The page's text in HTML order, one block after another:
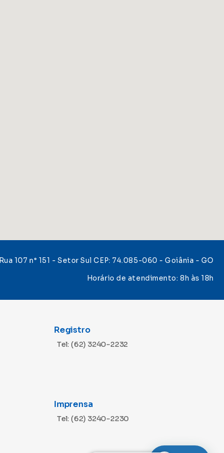
Rua 107 n° 151 - Setor Sul CEP: 74.085-060 - Goiânia - GO
Horário de atendimento: 8h às 18h
Registro
Tel: (62) 3240-2232
Imprensa
Tel: (62) 3240-2230